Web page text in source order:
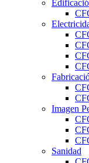
Imagen
Sanidad